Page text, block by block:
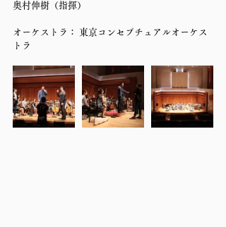
奥村伸樹（指揮）
オーケストラ： 東京コンセプチュアルオーケス
トラ